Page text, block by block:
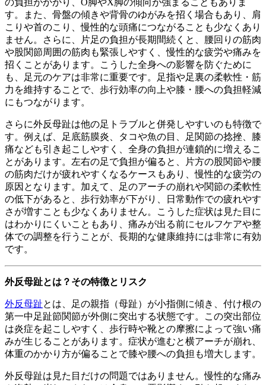
す。また、骨盤の傾きや背骨のゆがみを招く場合もあり、肩
こりや首のこり、慢性的な頭痛につながることも少なくあり
ません。さらに、片足の負担が長期間続くと、腰回りの筋肉
や股関節周囲の筋肉も緊張しやすく、慢性的な疲労や痛みを
招くことがあります。こうした全身への影響を防ぐために
も、足元のケアは非常に重要です。足指や足裏の柔軟性・筋
力を維持することで、歩行効率の向上や膝・腰への負担軽減
にもつながります。
さらに外反母趾は他の足トラブルと併発しやすいのも特徴で
す。例えば、足底筋膜炎、タコや魚の目、足関節の捻挫、膝
痛なども引き起こしやすく、全身の負担が連鎖的に増えるこ
とがあります。左右の足で負担が偏ると、片方の股関節や腰
の筋肉だけが疲れやすくなるケースもあり、慢性的な疲労の
原因となります。加えて、足のアーチの崩れや関節の柔軟性
の低下があると、歩行効率が下がり、日常動作での疲れやす
さが増すことも少なくありません。こうした症状は見た目に
はわかりにくいこともあり、痛みが出る前にセルフケアや整
体での調整を行うことが、長期的な健康維持には非常に有効
です。
外反母趾とは？その特徴とリスク
外反母趾とは、足の親指（母趾）が小指側に傾き、付け根の
第一中足趾節関節が外側に突出する状態です。この突出部位
は炎症を起こしやすく、歩行時や靴との摩擦によって強い痛
みが生じることがあります。症状が進むと横アーチが崩れ、
体重のかかり方が偏ることで膝や腰への負担も増大します。
外反母趾は見た目だけの問題ではありません。慢性的な痛み